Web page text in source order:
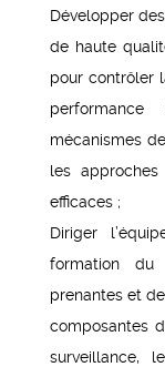
Développer
de haute
pour contrôler
mécanismes
les
efficaces ;
Diriger
formation du
prenantes et
composantes
surveillance,